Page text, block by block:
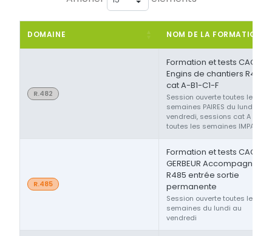
DOMAINE NOM DE LA FORMATION
R.482
Formation et tests CACES®
Engins de chantiers R482
cat A-B1-C1-F
Session ouverte toutes les
semaines PAIRES du lundi au
vendredi, sessions cat A ou F
toutes les semaines IMPAIRES
R.485
Formation et tests CACES®
GERBEUR Accompagnant
R485 entrée sortie
permanente
Session ouverte toutes les
semaines du lundi au
vendredi